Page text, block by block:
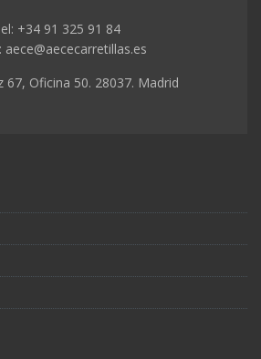
+34 91 325 91 84
aece@aececarretillas.es
67, Oficina 50. 28037. Madrid